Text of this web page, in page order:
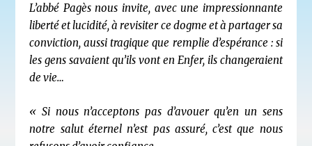
L’abbé Pagès nous invite, avec une impressionnante
liberté et lucidité, à revisiter ce dogme et à partager sa
conviction, aussi tragique que remplie d’espérance : si
les gens savaient qu’ils vont en Enfer, ils changeraient
de vie…
« Si nous n’acceptons pas d’avouer qu’en un sens
notre salut éternel n’est pas assuré, c’est que nous